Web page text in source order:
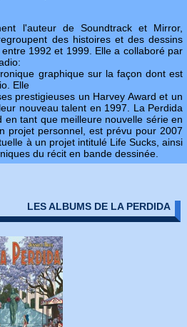
l'auteur de Soundtrack et Mirror,
des histoires et des dessins
1992 et 1999. Elle a collaboré par
graphique sur la façon dont est
Elle
prestigieuses un Harvey Award et un
nouveau talent en 1997. La Perdida
en tant que meilleure nouvelle série en
projet personnel, est prévu pour 2007
à un projet intitulé Life Sucks, ainsi
du récit en bande dessinée.
LES ALBUMS DE LA PERDIDA